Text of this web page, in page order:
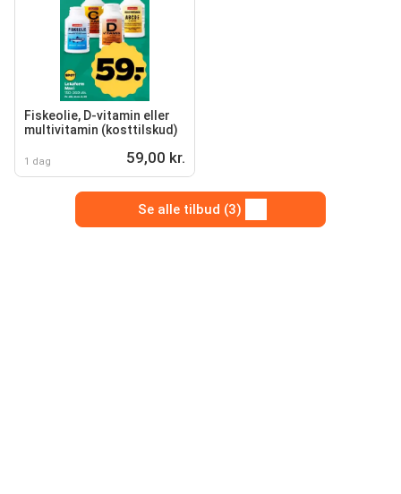
Fiskeolie, D-vitamin eller
multivitamin (kosttilskud)
1 dag 59,00 kr.
Se alle tilbud (3)